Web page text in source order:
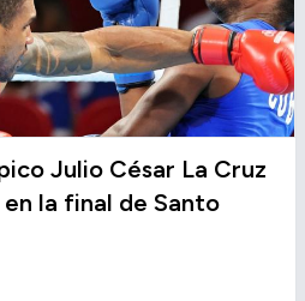
Julio César La Cruz
la final de Santo